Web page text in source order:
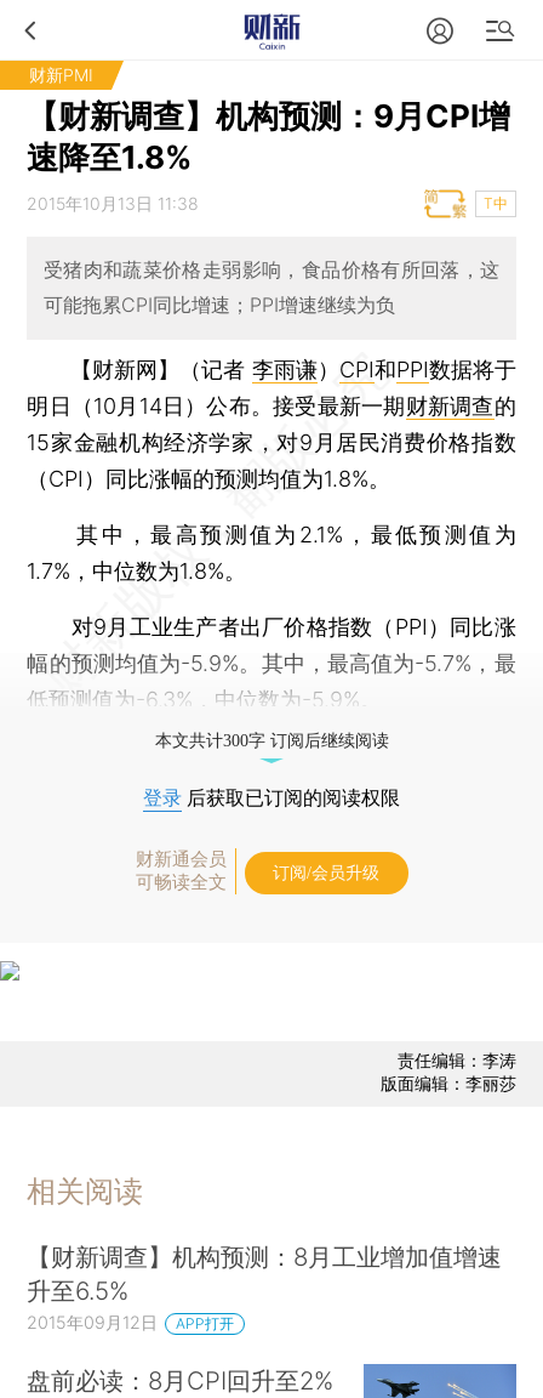
财新PMI
【财新调查】机构预测：9月CPI增
速降至1.8%
2015年10月13日 11:38 T中
受猪肉和蔬菜价格走弱影响，食品价格有所回落，这
可能拖累CPI同比增速；PPI增速继续为负
【财新网】（记者 李雨谦） CPI和PPI数据将于
明日（10月14日）公布。接受最新一期财新调查的
15家金融机构经济学家，对9月居民消费价格指数
（CPI）同比涨幅的预测均值为1.8%。
其中，最高预测值为2.1%，最低预测值为
1.7%，中位数为1.8%。
对9月工业生产者出厂价格指数（PPI）同比涨
幅的预测均值为-5.9%。其中，最高值为-5.7%，最
低预测值为-6.3%，中位数为-5.9%。
本文共计300字 订阅后继续阅读
登录 后获取已订阅的阅读权限
财新通会员
可畅读全文
订阅/会员升级
责任编辑：李涛
版面编辑：李丽莎
相关阅读
【财新调查】机构预测：8月工业增加值增速
升至6.5%
2015年09月12日 APP打开
盘前必读：8月CPI回升至2%